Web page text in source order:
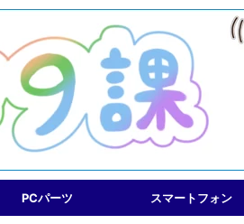
PCパーツ スマートフォン